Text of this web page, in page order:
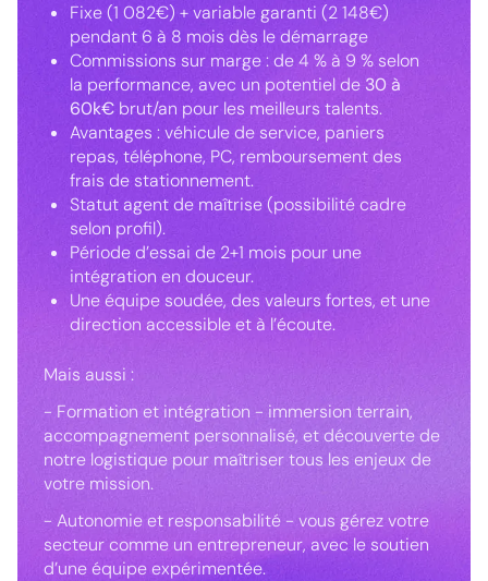
Fixe (1 082€) + variable garanti (2 148€)
pendant 6 à 8 mois dès le démarrage
Commissions sur marge : de 4 % à 9 % selon
la performance, avec un potentiel de 30 à
60k€ brut/an pour les meilleurs talents.
Avantages : véhicule de service, paniers
repas, téléphone, PC, remboursement des
frais de stationnement.
Statut agent de maîtrise (possibilité cadre
selon profil).
Période d’essai de 2+1 mois pour une
intégration en douceur.
Une équipe soudée, des valeurs fortes, et une
direction accessible et à l’écoute.
Mais aussi :
- Formation et intégration - immersion terrain,
accompagnement personnalisé, et découverte de
notre logistique pour maîtriser tous les enjeux de
votre mission.
- Autonomie et responsabilité - vous gérez votre
secteur comme un entrepreneur, avec le soutien
d’une équipe expérimentée.